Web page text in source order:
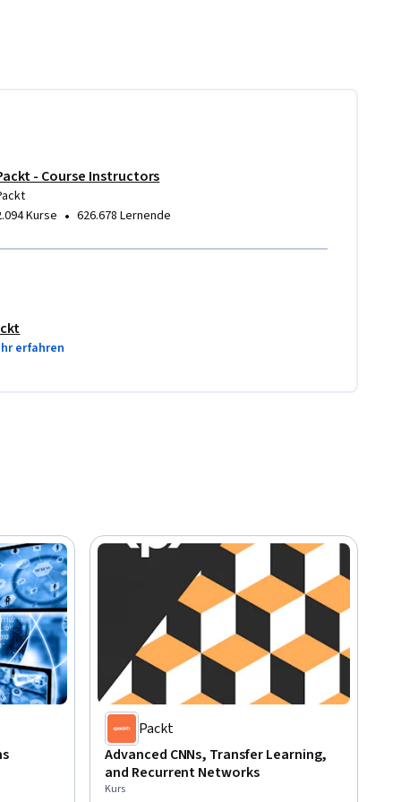
- Course Instructors
Kurse • 626.678 Lernende
erfahren
Packt
Advanced CNNs, Transfer Learning,
and Recurrent Networks
Kurs